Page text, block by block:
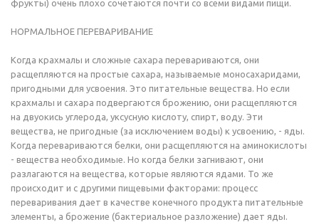
фрукты) очень плохо сочетаются почти со всеми видами пищи.
НОРМАЛЬНОЕ ПЕРЕВАРИВАНИЕ
Когда крахмалы и сложные сахара перевариваются, они
расщепляются на простые сахара, называемые моносахаридами,
пригодными для усвоения. Это питательные вещества. Но если
крахмалы и сахара подвергаются брожению, они расщепляются
на двуокись углерода, уксусную кислоту, спирт, воду. Эти
вещества, не пригодные (за исключением воды) к усвоению, - яды.
Когда перевариваются белки, они расщепляются на аминокислоты
- вещества необходимые. Но когда белки загнивают, они
разлагаются на вещества, которые являются ядами. То же
происходит и с другими пищевыми факторами: процесс
переваривания дает в качестве конечного продукта питательные
элементы, а брожение (бактериальное разложение) дает яды.